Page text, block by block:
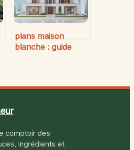
plans maison
blanche : guide
comptoir des
ingrédients et